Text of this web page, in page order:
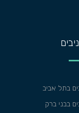
בתל אביב
בבני ברק